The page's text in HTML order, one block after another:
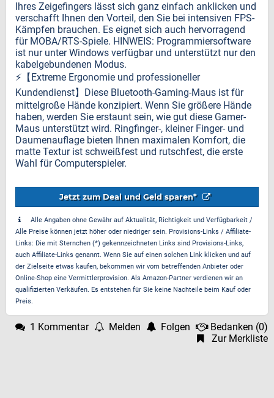
Ihres Zeigefingers lässt sich ganz einfach anklicken und
verschafft Ihnen den Vorteil, den Sie bei intensiven FPS-
Kämpfen brauchen. Es eignet sich auch hervorragend
für MOBA/RTS-Spiele. HINWEIS: Programmiersoftware
ist nur unter Windows verfügbar und unterstützt nur den
kabelgebundenen Modus.
⚡️【Extreme Ergonomie und professioneller
Kundendienst】Diese Bluetooth-Gaming-Maus ist für
mittelgroße Hände konzipiert. Wenn Sie größere Hände
haben, werden Sie erstaunt sein, wie gut diese Gamer-
Maus unterstützt wird. Ringfinger-, kleiner Finger- und
Daumenauflage bieten Ihnen maximalen Komfort, die
matte Textur ist schweißfest und rutschfest, die erste
Wahl für Computerspieler.
Jetzt zum Deal und Geld sparen*
Alle Angaben ohne Gewähr auf Aktualität, Richtigkeit und Verfügbarkeit /
Alle Preise können jetzt höher oder niedriger sein. Provisions-Links / Affiliate-
Links: Die mit Sternchen (*) gekennzeichneten Links sind Provisions-Links,
auch Affiliate-Links genannt. Wenn Sie auf einen solchen Link klicken und auf
der Zielseite etwas kaufen, bekommen wir vom betreffenden Anbieter oder
Online-Shop eine Vermittlerprovision. Als Amazon-Partner verdienen wir an
qualifizierten Verkäufen. Es entstehen für Sie keine Nachteile beim Kauf oder
Preis.
1 Kommentar Melden Folgen Bedanken (0)
Zur Merkliste